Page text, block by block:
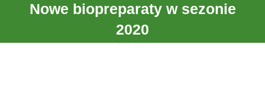
Nowe biopreparaty w sezonie
2020